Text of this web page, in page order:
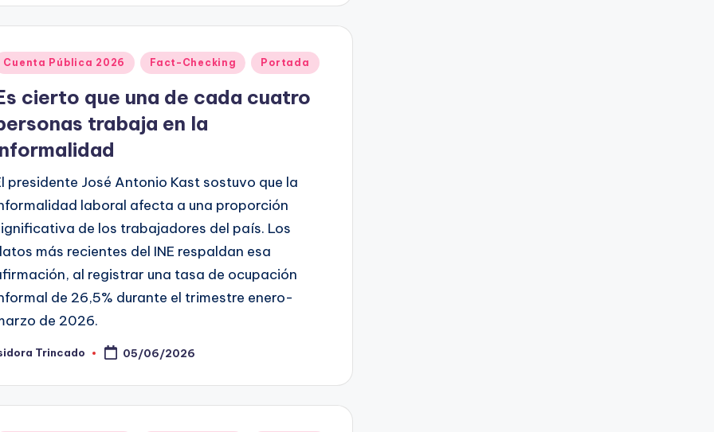
Cuenta Pública 2026 Fact-Checking Portada
cierto que una de cada cuatro
trabaja en la
presidente José Antonio Kast sostuvo que la
laboral afecta a una proporción
de los trabajadores del país. Los
más recientes del INE respaldan esa
al registrar una tasa de ocupación
de 26,5% durante el trimestre enero-
de 2026.
Trincado 05/06/2026